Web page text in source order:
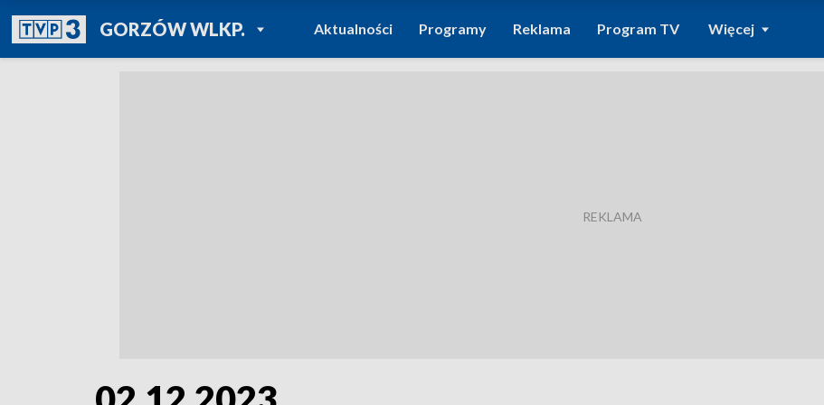
GORZÓW WLKP.POWRÓT DO
TVP REGIONY
Aktualności Programy Reklama Program TV Więcej